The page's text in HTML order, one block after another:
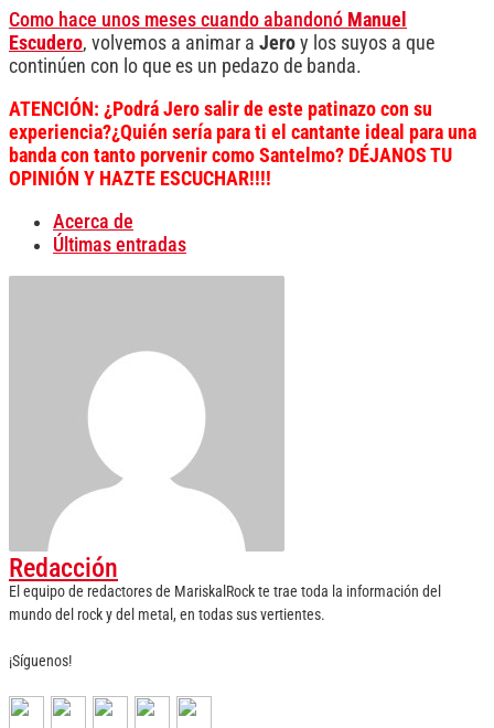
Como hace unos meses cuando abandonó Manuel
Escudero, volvemos a animar a Jero y los suyos a que
continúen con lo que es un pedazo de banda.
ATENCIÓN: ¿Podrá Jero salir de este patinazo con su
experiencia?¿Quién sería para ti el cantante ideal para una
banda con tanto porvenir como Santelmo? DÉJANOS TU
OPINIÓN Y HAZTE ESCUCHAR!!!!
Acerca de
Últimas entradas
Redacción
El equipo de redactores de MariskalRock te trae toda la información del
mundo del rock y del metal, en todas sus vertientes.
¡Síguenos!